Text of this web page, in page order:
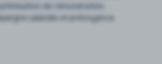
de rémunération,
salariale et prévoyance.